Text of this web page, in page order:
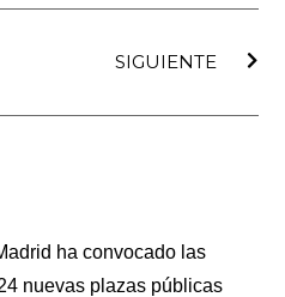
SIGUIENTE
ha convocado las
nuevas plazas públicas